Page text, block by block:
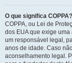
O que significa COPPA?
COPPA, ou Lei de
dos EUA que exige
um responsável legal,
anos de idade. Caso
aconselhamento legal.